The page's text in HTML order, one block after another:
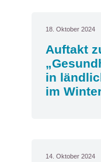
18. Oktober 2024
Auftakt
in
im
14. Oktober 2024